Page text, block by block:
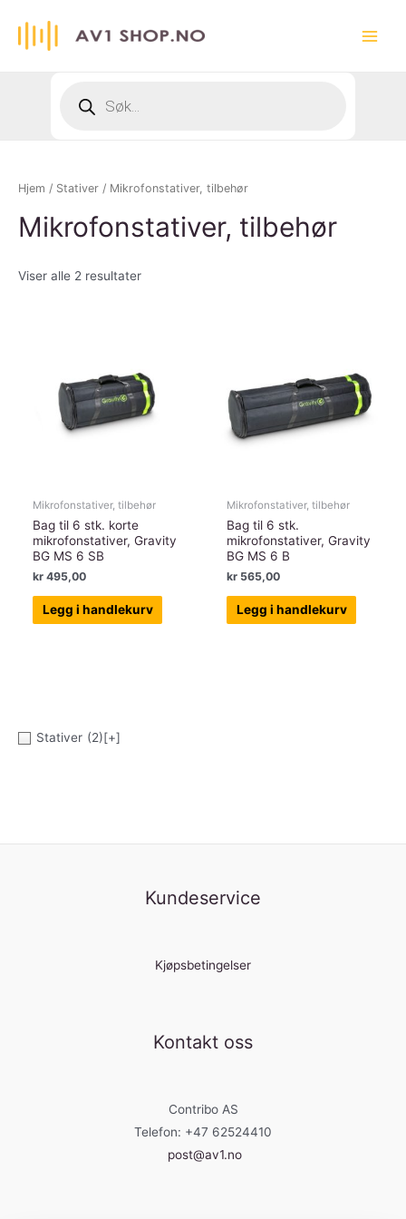
search
Stativer (2)[+]
Hjem / Stativer / Mikrofonstativer, tilbehør
Mikrofonstativer, tilbehør
Viser alle 2 resultater
Mikrofonstativer, tilbehør
Bag til 6 stk. korte
mikrofonstativer, Gravity
BG MS 6 SB
kr 495,00
Legg i handlekurv
Mikrofonstativer, tilbehør
Bag til 6 stk.
mikrofonstativer, Gravity
BG MS 6 B
kr 565,00
Legg i handlekurv
Kundeservice
Kjøpsbetingelser
Kontakt oss
Contribo AS
Telefon: +47 62524410
post@av1.no